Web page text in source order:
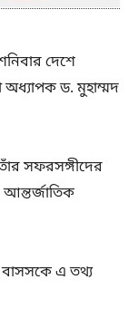
দেশে
অধ্যাপক ড. মুহাম্মদ
সফরসঙ্গীদের
আন্তর্জাতিক
এ তথ্য